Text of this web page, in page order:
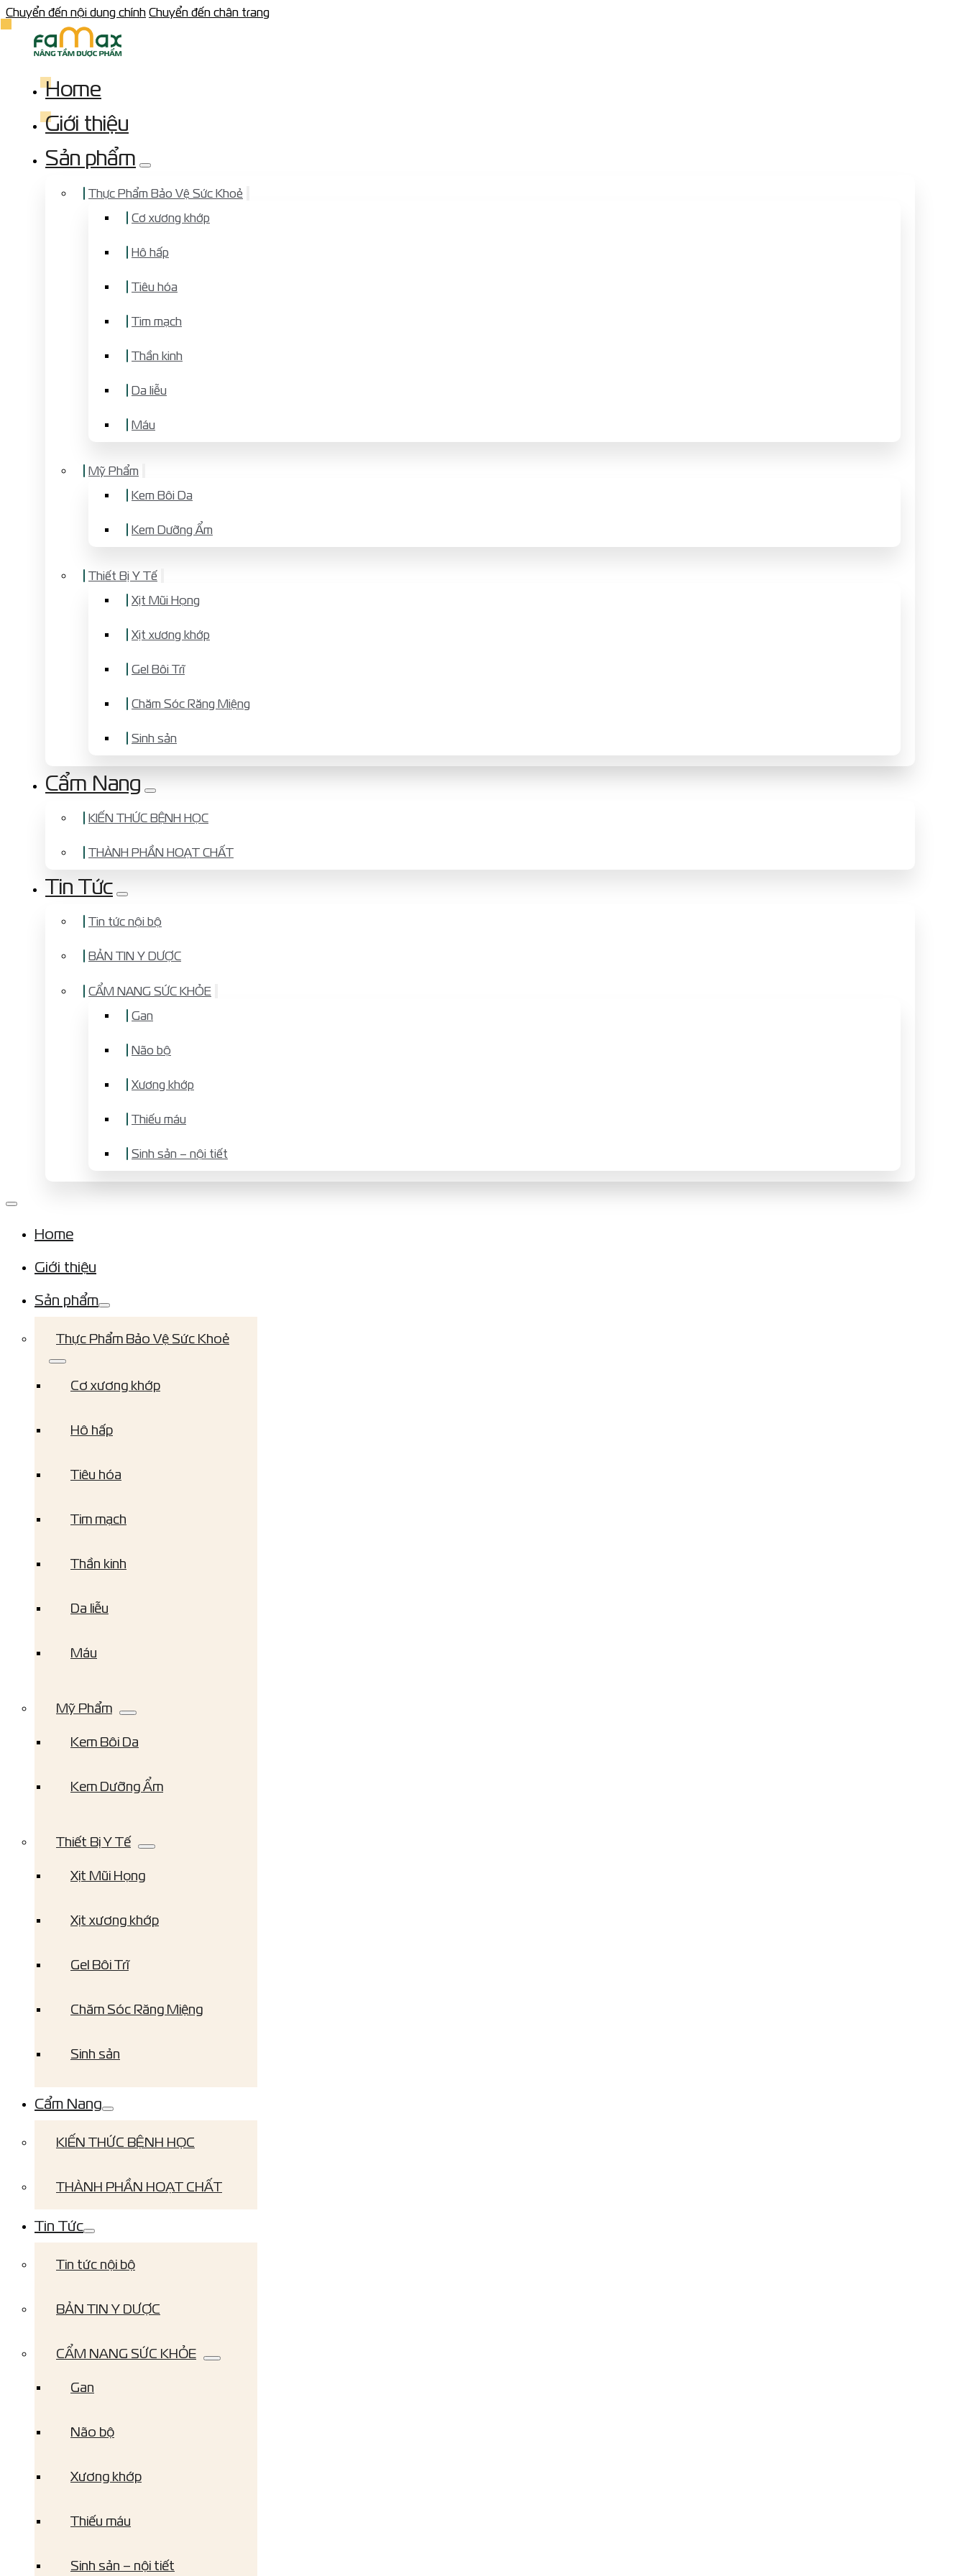
Chuyển đến nội dung chính Chuyển đến chân trang
Home
Giới thiệu
Sản phẩm
Thực Phẩm Bảo Vệ Sức Khoẻ
Cơ xương khớp
Hô hấp
Tiêu hóa
Tim mạch
Thần kinh
Da liễu
Máu
Mỹ Phẩm
Kem Bôi Da
Kem Dưỡng Ẩm
Thiết Bị Y Tế
Xịt Mũi Họng
Xịt xương khớp
Gel Bôi Trĩ
Chăm Sóc Răng Miệng
Sinh sản
Cẩm Nang
KIẾN THỨC BỆNH HỌC
THÀNH PHẦN HOẠT CHẤT
Tin Tức
Tin tức nội bộ
BẢN TIN Y DƯỢC
CẨM NANG SỨC KHỎE
Gan
Não bộ
Xương khớp
Thiếu máu
Sinh sản – nội tiết
Home
Giới thiệu
Sản phẩm
Thực Phẩm Bảo Vệ Sức Khoẻ
Cơ xương khớp
Hô hấp
Tiêu hóa
Tim mạch
Thần kinh
Da liễu
Máu
Mỹ Phẩm
Kem Bôi Da
Kem Dưỡng Ẩm
Thiết Bị Y Tế
Xịt Mũi Họng
Xịt xương khớp
Gel Bôi Trĩ
Chăm Sóc Răng Miệng
Sinh sản
Cẩm Nang
KIẾN THỨC BỆNH HỌC
THÀNH PHẦN HOẠT CHẤT
Tin Tức
Tin tức nội bộ
BẢN TIN Y DƯỢC
CẨM NANG SỨC KHỎE
Gan
Não bộ
Xương khớp
Thiếu máu
Sinh sản – nội tiết